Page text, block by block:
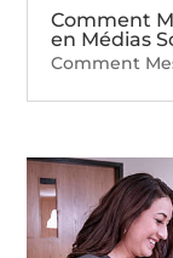
Comment
en Médias
Comment